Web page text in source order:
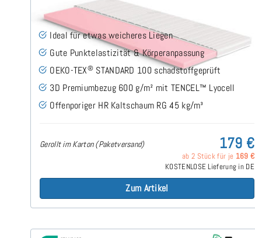
70x160 cm
Ideal für etwas weicheres Liegen
Gute Punktelastizität & Körperanpassung
OEKO-TEX® STANDARD 100 schadstoffgeprüft
3D Premiumbezug 600 g/m² mit TENCEL™ Lyocell
Offenporiger HR Kaltschaum RG 45 kg/m³
Gerollt im Karton (Paketversand) 179 €
ab 2 Stück für je 169 €
KOSTENLOSE Lieferung in DE
Zum Artikel